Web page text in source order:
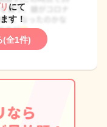
にて
す！
(全1件)